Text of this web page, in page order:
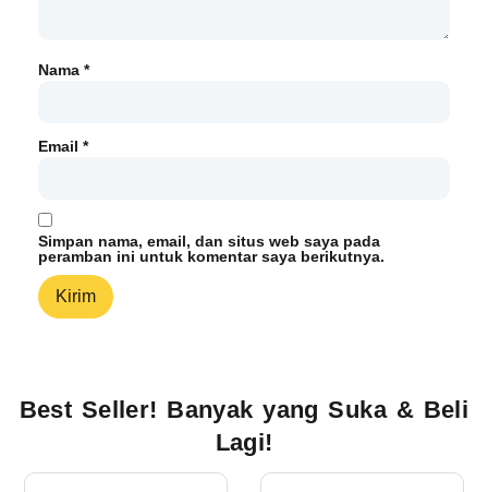
Nama *
Email *
Simpan nama, email, dan situs web saya pada
peramban ini untuk komentar saya berikutnya.
Best Seller! Banyak yang Suka & Beli
Lagi!